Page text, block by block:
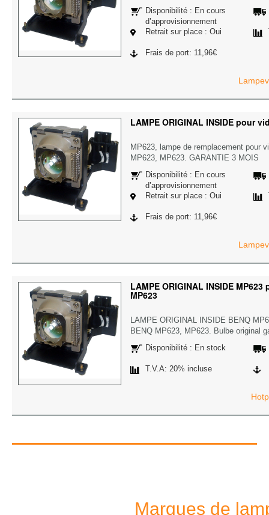
Disponibilité : En cours
d’approvisionnement
Retrait sur place : Oui
Frais de port: 11,96€
LAMPE ORIGINAL INSIDE pour
MP623, lampe de remplacement pour
MP623, MP623. GARANTIE 3 MOIS
Disponibilité : En cours
d’approvisionnement
Retrait sur place : Oui
Frais de port: 11,96€
LAMPE ORIGINAL INSIDE
MP623
LAMPE ORIGINAL INSIDE BENQ
BENQ MP623, MP623. Bulbe original
Disponibilité : En stock
T.V.A: 20% incluse
Marques de